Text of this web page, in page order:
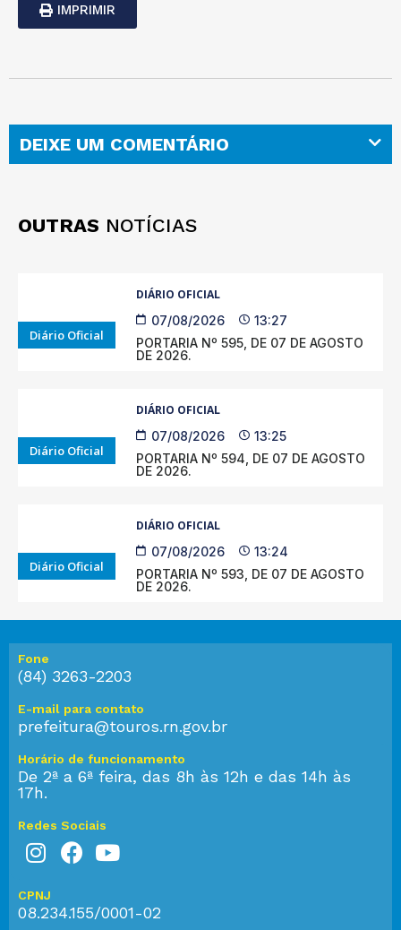
IMPRIMIR
DEIXE UM COMENTÁRIO
OUTRAS NOTÍCIAS
Diário Oficial
DIÁRIO OFICIAL
07/08/2026
13:27
PORTARIA Nº 595, DE 07 DE AGOSTO
DE 2026.
Diário Oficial
DIÁRIO OFICIAL
07/08/2026
13:25
PORTARIA Nº 594, DE 07 DE AGOSTO
DE 2026.
Diário Oficial
DIÁRIO OFICIAL
07/08/2026
13:24
PORTARIA Nº 593, DE 07 DE AGOSTO
DE 2026.
Fone
(84) 3263-2203
E-mail para contato
prefeitura@touros.rn.gov.br
Horário de funcionamento
De 2ª a 6ª feira, das 8h às 12h e das 14h às
17h.
Redes Sociais
CPNJ
08.234.155/0001-02